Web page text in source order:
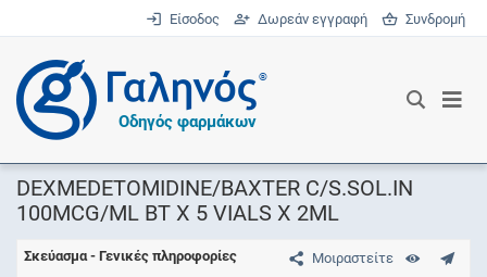
Είσοδος Δωρεάν εγγραφή Συνδρομή
®
Οδηγός φαρμάκων
DEXMEDETOMIDINE/BAXTER C/S.SOL.IN
100MCG/ML BT X 5 VIALS X 2ML
Μοιραστείτε
Σκεύασμα - Γενικές πληροφορίες